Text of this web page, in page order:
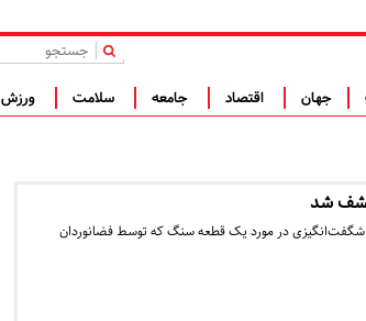
|
جهان اقتصاد جامعه سلامت ورزش
شگفت‌انگیزی در مورد یک قطعه سنگ که توسط فضانوردان